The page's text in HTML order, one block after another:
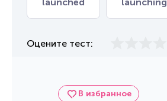
Оцените тест:
В избранное